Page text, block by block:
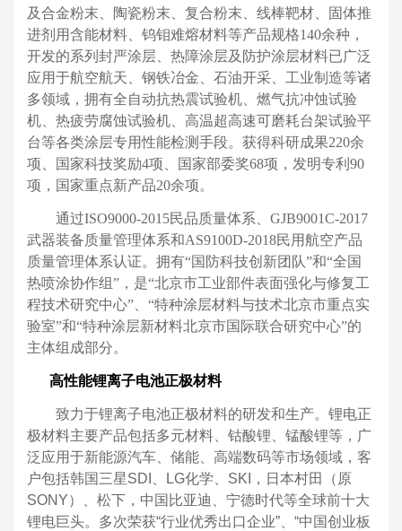
及合金粉末、陶瓷粉末、复合粉末、线棒靶材、固体推
进剂用含能材料、钨钼难熔材料等产品规格140余种，
开发的系列封严涂层、热障涂层及防护涂层材料已广泛
应用于航空航天、钢铁冶金、石油开采、工业制造等诸
多领域，拥有全自动抗热震试验机、燃气抗冲蚀试验
机、热疲劳腐蚀试验机、高温超高速可磨耗台架试验平
台等各类涂层专用性能检测手段。获得科研成果220余
项、国家科技奖励4项、国家部委奖68项，发明专利 90
项，国家重点新产品20余项。
通过ISO9000-2015民品质量体系、 GJB9001C-2017
武器装备质量管理体系和AS9100D-2018民用航空产品
质量管理体系认证。拥有“国防科技创新团队”和“全国
热喷涂协作组” ，是“北京市工业部件表面强化与修复工
程技术研究中心” “特种涂层材料与技术北京市重点实
验室”和“特种涂层新材料北京市国际联合研究中心”的
主体组成部分。
高性能锂离子电池正极材料
致力于锂离子电池正极材料的研发和生产。锂电正
极材料主要产品包括多元材料、钴酸锂、锰酸锂等，广
泛应用于新能源汽车、储能、高端数码等市场领域，客
户包括韩国三星SDI、LG化学、SKI，日本村田（原
SONY）、松下，中国比亚迪、宁德时代等全球前十大
锂电巨头。多次荣获“行业优秀出口企业”、“中国创业板